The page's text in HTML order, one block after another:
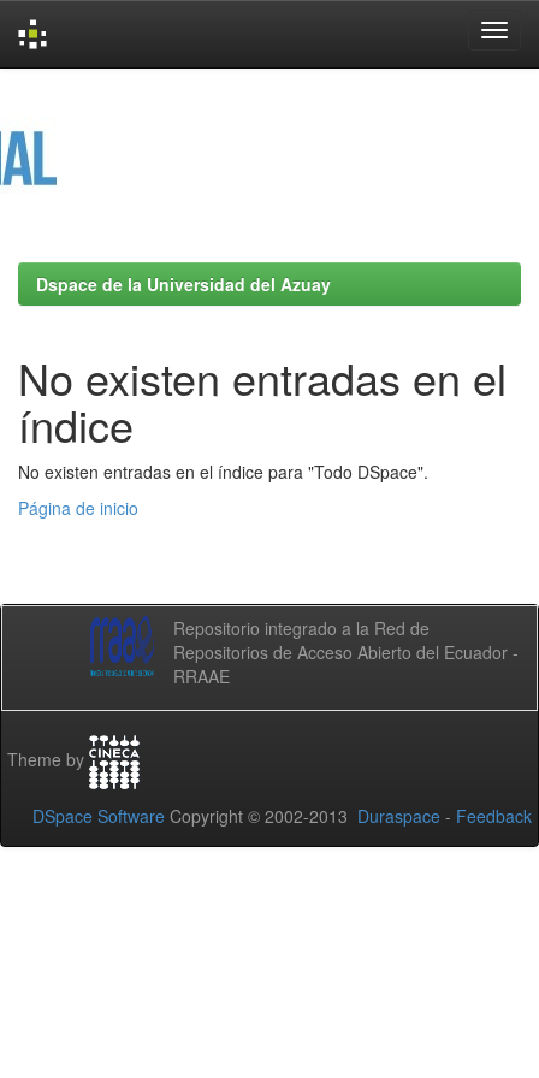
Dspace de la Universidad del Azuay
No existen entradas en el
índice
No existen entradas en el índice para "Todo DSpace".
Página de inicio
Repositorio integrado a la Red de
Repositorios de Acceso Abierto del Ecuador -
RRAAE
Theme by
DSpace Software Copyright © 2002-2013 Duraspace - Feedback